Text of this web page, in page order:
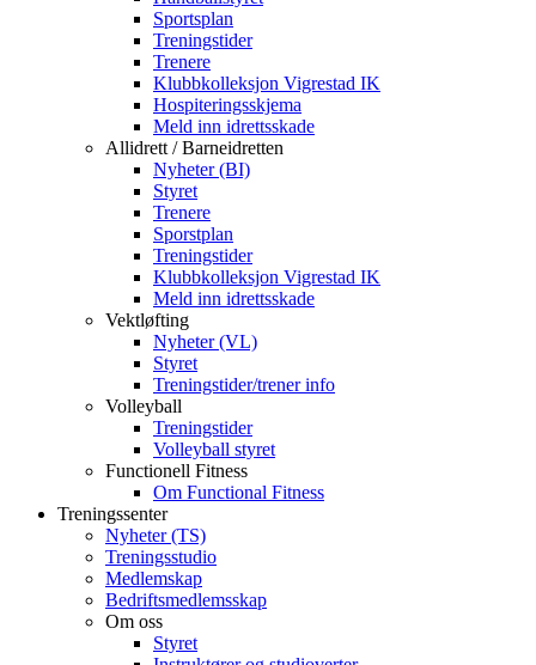
Sportsplan
Treningstider
Trenere
Klubbkolleksjon Vigrestad IK
Hospiteringsskjema
Meld inn idrettsskade
Allidrett / Barneidretten
Nyheter (BI)
Styret
Trenere
Sporstplan
Treningstider
Klubbkolleksjon Vigrestad IK
Meld inn idrettsskade
Vektløfting
Nyheter (VL)
Styret
Treningstider/trener info
Volleyball
Treningstider
Volleyball styret
Functionell Fitness
Om Functional Fitness
Treningssenter
Nyheter (TS)
Treningsstudio
Medlemskap
Bedriftsmedlemsskap
Om oss
Styret